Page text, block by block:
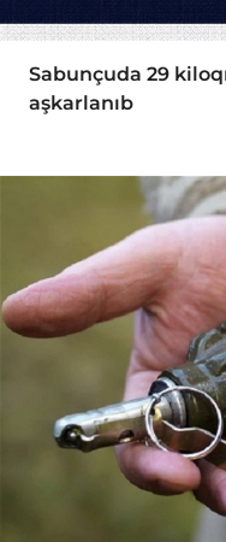
Sabunçuda 29
aşkarlanıb